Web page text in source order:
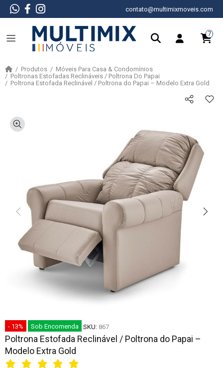
contato@multimixmoveis.com
7
Produtos
Móveis Para Casa & Condomínios
Poltronas Estofadas Reclináveis / Poltrona Do Papai
Poltrona Estofada Reclinável / Poltrona do Papai – Modelo Extra Gold
- 13% Sob Encomenda SKU: 867
Poltrona Estofada Reclinável / Poltrona do Papai –
Modelo Extra Gold